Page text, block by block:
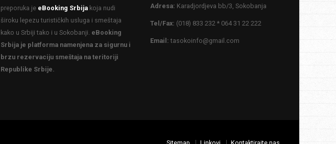
preporuka je eBooking Srbija koja nudi
široku lepezu turističkih usluga i smeštaja
kako u Srbiji tako i u Sokobanji. eBooking
Srbija je platforma namenjena za sigurnu i
brzu rezervaciju smeštaja na teritoriji
Republike Srbije.
Adresa: Karadjordjeva bb/3, Sokobanja
Tel/Fax: (018) 833 232 * 064 31 22 222
Email: tasokoinfo@gmail.com